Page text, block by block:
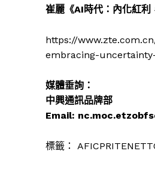
崔麗《AI時代：內化紅利
https://
embracing-
媒體垂詢：
中興通訊品牌部
Email: nc.moc.etz
標籤：